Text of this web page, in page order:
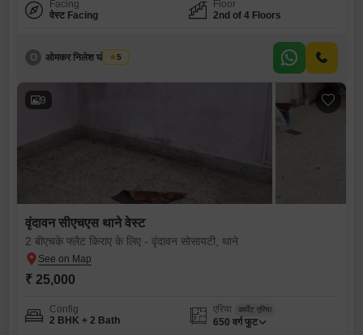
Facing
वेस्ट Facing
Floor
2nd of 4 Floors
O ओमकर निलेश घोसलकर
5
9
वृंदावन सीएचएस थाने वेस्ट
2 बीएचके फ्लैट किराए के लिए - वृंदावन सोसायटी, थाने
₹ 25,000
Config
2 BHK + 2 Bath
एरिया कार्पेट एरिया
650 वर्ग फुट